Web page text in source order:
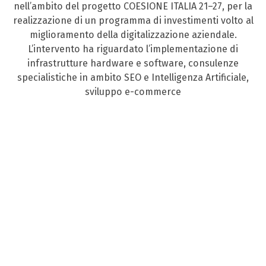
nell’ambito del progetto COESIONE ITALIA 21–27, per la
realizzazione di un programma di investimenti volto al
miglioramento della digitalizzazione aziendale.
L’intervento ha riguardato l’implementazione di
infrastrutture hardware e software, consulenze
specialistiche in ambito SEO e Intelligenza Artificiale,
sviluppo e-commerce